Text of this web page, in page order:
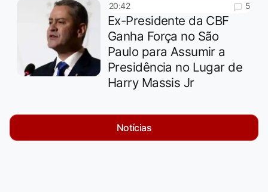
20:42 5
Ex-Presidente da CBF
Ganha Força no São
Paulo para Assumir a
Presidência no Lugar de
Harry Massis Jr
Notícias